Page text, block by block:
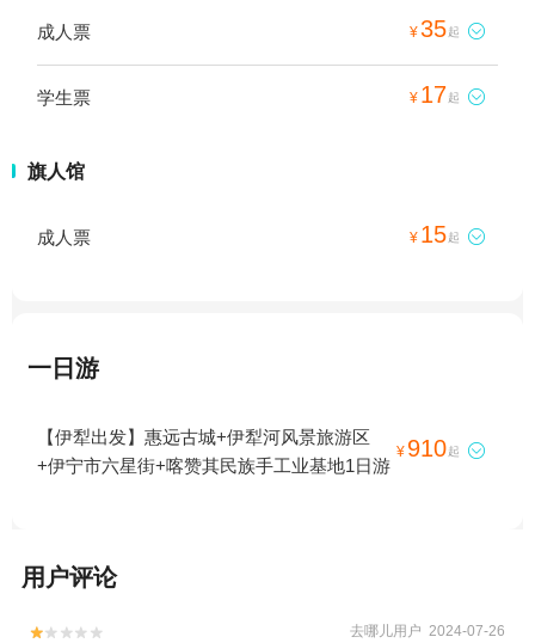
成人票 ¥35起 
学生票 ¥ 17起 
旗人馆
成人票 ¥ 15起 
一日游
【伊犁出发】惠远古城+伊犁河风景旅游区
+伊宁市六星街+喀赞其民族手工业基地1日游
¥ 910起 
用户评论

 去哪儿用户 2024-07-26